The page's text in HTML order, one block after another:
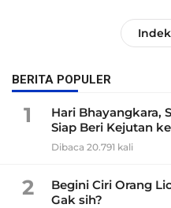
BERITA POPULER
1
Hari Bhayangkara,
Siap Beri Kejutan
Dibaca 20.791 kali
2
Begini Ciri Orang
Gak sih?